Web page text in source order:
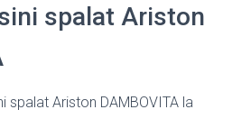
spalat Ariston
spalat Ariston DAMBOVITA la